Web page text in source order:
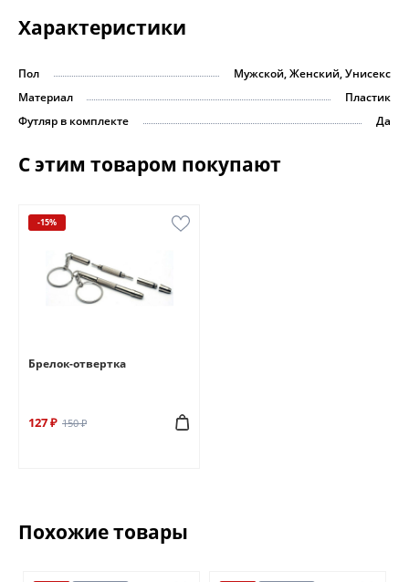
Характеристики
Пол
Мужской, Женский, Унисекс
Материал
Пластик
Футляр в комплекте
Да
С этим товаром покупают
-15%
Брелок-отвертка
127 ₽ 150 ₽
Похожие товары